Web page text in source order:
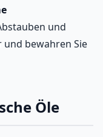
und
und bewahren Sie
Öle